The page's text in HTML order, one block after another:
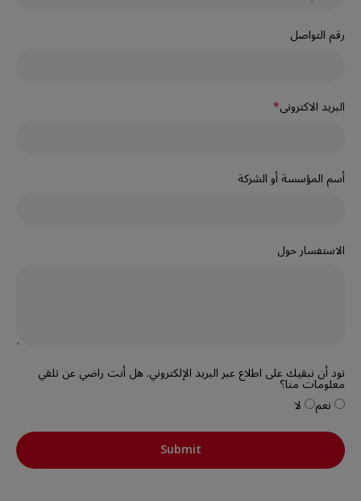
رقم التواصل
البريد الاكترونى*
أسم المؤسسة أو الشركة
الاستفسار حول
نود أن نبقيك على اطلاع عبر البريد الإلكتروني. هل أنت راضي عن تلقي
معلومات منا؟
نعم
لا
Submit